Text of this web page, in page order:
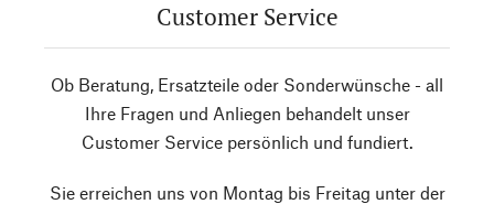
Customer Service
Ob Beratung, Ersatzteile oder Sonderwünsche - all
Ihre Fragen und Anliegen behandelt unser
Customer Service persönlich und fundiert.
Sie erreichen uns von Montag bis Freitag unter der